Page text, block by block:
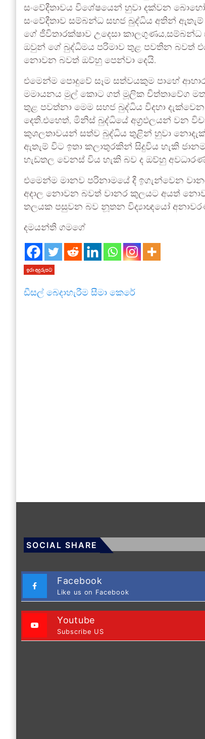
සංවේදීතාවය විශේෂයෙන් හුවා දක්වන
සංවේදීතාව සම්බන්ධ සහජ බුද්ධිය අතින්
ගේ ජීවිතාරක්ෂාව උදෙසා කාලගුණය,සම්බන්ධ
ඔවුන් ගේ බුද්ධිමය පරිමාව තුළ පවතින බවත්
නොවන බවත් ඔව්හු පෙන්වා දෙයි.
එමෙන්ම පොදුවේ සෑම සත්වයකුම පාහේ
මමායනය මුල් කොට ගත් මූලික චිත්තාවේග
තුළ පවත්නා මෙම සහජ බුද්ධිය විදහා
දෙති.එහෙත්, මිනිස් බුද්ධියේ අග්‍රඵලයන් වන
කුශලතාවයන් සත්ව බුද්ධිය තුළින් හුවා
ඇතැම් විට ඉතා කලාතුරකින් සිදුවිය හැකි
හැඩතල වෙනස් විය හැකි බව ද ඔව්හු
එමෙන්ම මානව පරිනාමයේ දී ඉගැන්වෙන
අදාල නොවන බවත් වානර කුලයට අයත්
තලයක පසුවන බව නූතන විද්‍යාඥයෝ
දමයන්ති ගමගේ
ඉරා අදුරුපට
ඩීසල් බෙදාහැරීම සීමා කෙරේ
SOCIAL SHARE
Facebook
Like us on Facebook
Youtube
Subscribe US